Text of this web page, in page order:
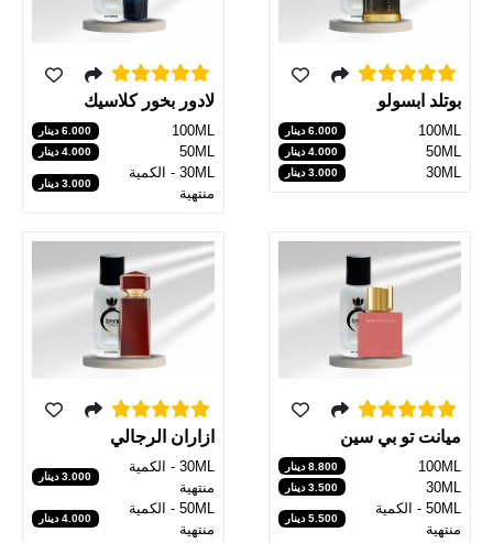
بوتلد ابسولو
100ML 6.000 دينار
50ML 4.000 دينار
30ML 3.000 دينار
لادور بخور كلاسيك
100ML 6.000 دينار
50ML 4.000 دينار
30ML - الكمية
منتهية
3.000 دينار
ميانت تو بي سين
100ML 8.800 دينار
30ML 3.500 دينار
50ML - الكمية
منتهية
5.500 دينار
ازاران الرجالي
30ML - الكمية
منتهية
3.000 دينار
50ML - الكمية
منتهية
4.000 دينار